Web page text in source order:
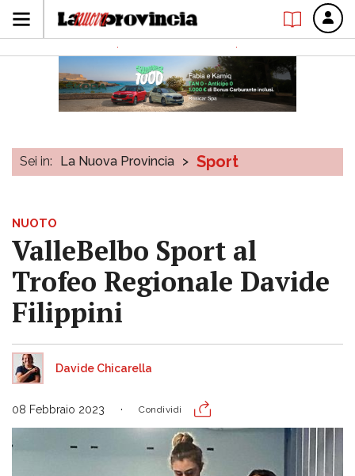
Sei in: La Nuova Provincia > Sport
NUOTO
ValleBelbo Sport al
Trofeo Regionale Davide
Filippini
Davide Chicarella
08 Febbraio 2023 Condividi